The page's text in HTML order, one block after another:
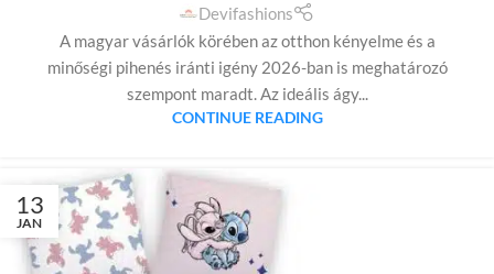
Devifashions
A magyar vásárlók körében az otthon kényelme és a
minőségi pihenés iránti igény 2026-ban is meghatározó
szempont maradt. Az ideális ágy...
CONTINUE READING
13
JAN